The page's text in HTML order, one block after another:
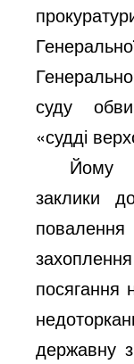
суду
«судді
Йому
заклики
посягання
державну